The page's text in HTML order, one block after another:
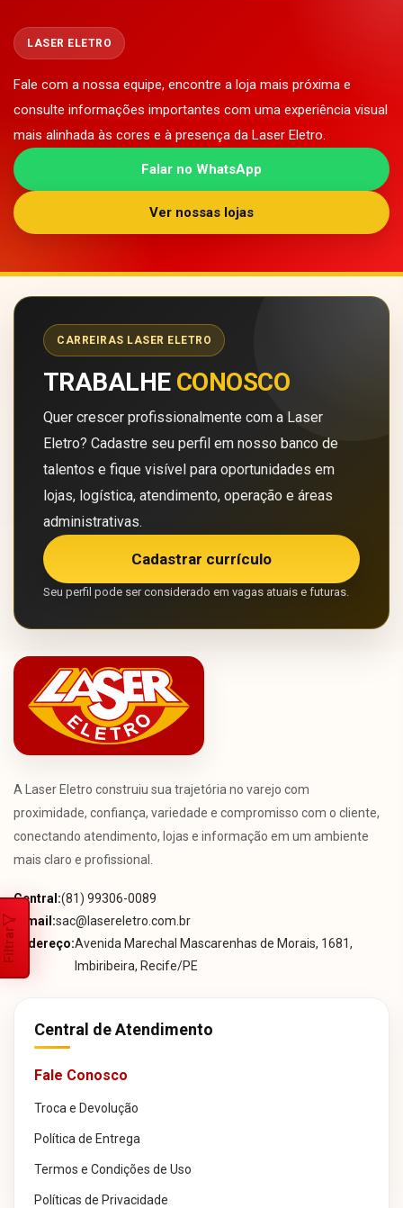
Filtrar
LASER ELETRO
Fale com a nossa equipe, encontre a loja mais próxima e
consulte informações importantes com uma experiência visual
mais alinhada às cores e à presença da Laser Eletro.
Falar no WhatsApp
Ver nossas lojas
CARREIRAS LASER ELETRO
TRABALHE CONOSCO
Quer crescer profissionalmente com a Laser
Eletro? Cadastre seu perfil em nosso banco de
talentos e fique visível para oportunidades em
lojas, logística, atendimento, operação e áreas
administrativas.
Cadastrar currículo
Seu perfil pode ser considerado em vagas atuais e futuras.
A Laser Eletro construiu sua trajetória no varejo com
proximidade, confiança, variedade e compromisso com o cliente,
conectando atendimento, lojas e informação em um ambiente
mais claro e profissional.
Central:(81) 99306-0089
E-mail:sac@lasereletro.com.br
Endereço:Avenida Marechal Mascarenhas de Morais, 1681,
Imbiribeira, Recife/PE
Central de Atendimento
Fale Conosco
Troca e Devolução
Política de Entrega
Termos e Condições de Uso
Políticas de Privacidade